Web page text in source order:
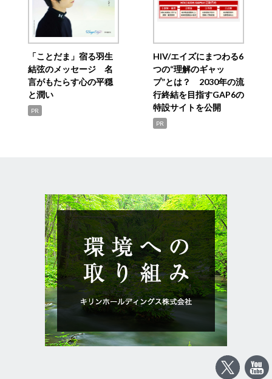
「ことだま」宿る羽生
結弦のメッセージ 名
言がもたらす心の平穏
と潤い
PR
HIV/エイズにまつわる6
つの“理解のギャッ
プ”とは？ 2030年の流
行終結を目指すGAP6の
特設サイトを公開
PR